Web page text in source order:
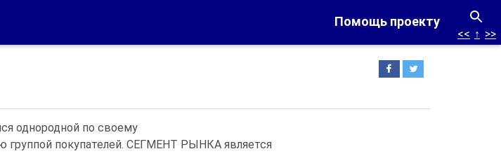
Помощь проекту
<< ↑ >>
однородной по своему
группой покупателей. СЕГМЕНТ РЫНКА является